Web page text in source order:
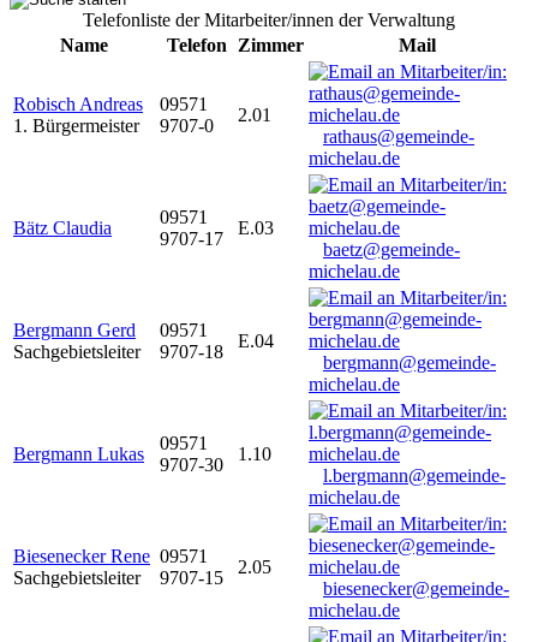
Telefonliste der Mitarbeiter/innen der Verwaltung
Name
Telefon Zimmer Mail
Robisch Andreas
1. Bürgermeister
09571
9707-0
2.01
rathaus@gemeinde-
michelau.de
Bätz Claudia
09571
9707-17
E.03
baetz@gemeinde-
michelau.de
Bergmann Gerd
Sachgebietsleiter
09571
9707-18
E.04
bergmann@gemeinde-
michelau.de
Bergmann Lukas
09571
9707-30
1.10
l.bergmann@gemeinde-
michelau.de
Biesenecker Rene
Sachgebietsleiter
09571
9707-15
2.05
biesenecker@gemeinde-
michelau.de